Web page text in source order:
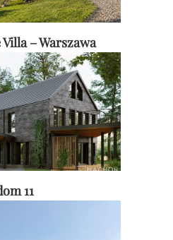
– Warszawa
11